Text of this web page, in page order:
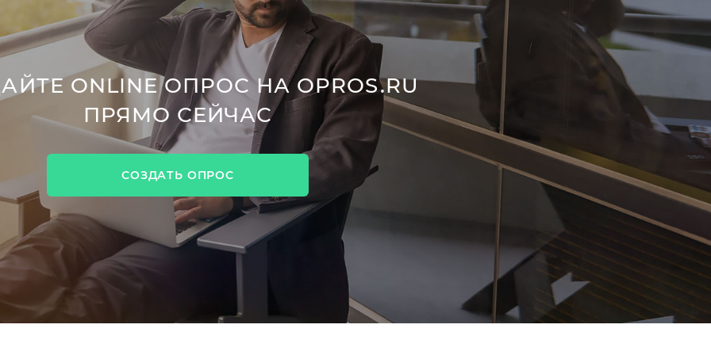
ONLINE ОПРОС НА OPROS.RU
ПРЯМО СЕЙЧАС
СОЗДАТЬ ОПРОС